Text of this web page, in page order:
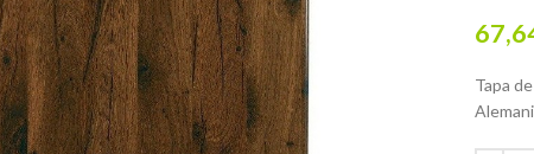
Tapa